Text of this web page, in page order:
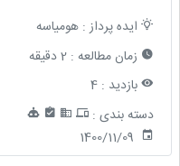
ایده پرداز :هومیاسه
زمان مطالعه :2 دقیقه
بازدید :4
دسته بندی :
1400/11/09